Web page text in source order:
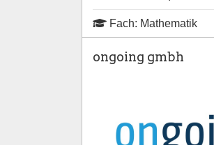
Fach: Mathematik
ongoing gmbh